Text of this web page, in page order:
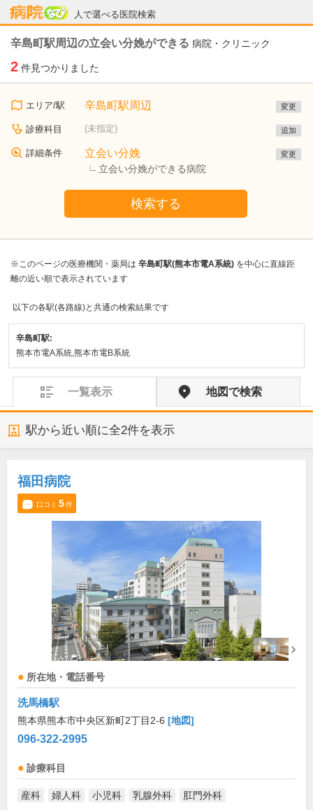
人で選べる医院検索
病院なび
辛島町駅周辺の立会い分娩ができる 病院・クリニック
2 件見つかりました
エリア/駅 辛島町駅周辺 変更
診療科目 (未指定) 追加
詳細条件 立会い分娩
立会い分娩ができる病院
変更
検索する
※このページの医療機関・薬局は 辛島町駅(熊本市電A系統) を中心に直線距
離の近い順で表示されています
以下の各駅(各路線)と共通の検索結果です
辛島町駅:
熊本市電A系統,熊本市電B系統
一覧表示 地図で検索
駅から近い順に全2件を表示
福田病院
口コミ 5件
所在地・電話番号
洗馬橋駅
熊本県熊本市中央区新町2丁目2-6 [地図]
096-322-2995
診療科目
産科 婦人科 小児科 乳腺外科 肛門外科